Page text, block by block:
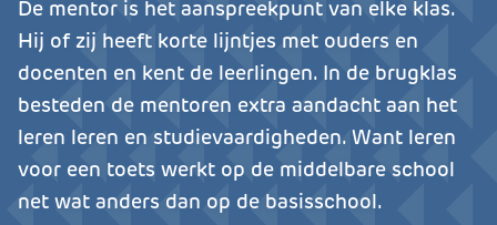
De mentor is het aanspreekpunt van elke klas.
Hij of zij heeft korte lijntjes met ouders en
docenten en kent de leerlingen. In de brugklas
besteden de mentoren extra aandacht aan het
leren leren en studievaardigheden. Want leren
voor een toets werkt op de middelbare school
net wat anders dan op de basisschool.